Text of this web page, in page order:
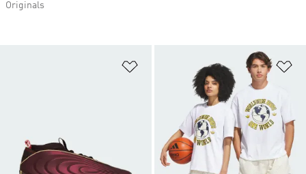
Favori Listesine Ekle
Originals